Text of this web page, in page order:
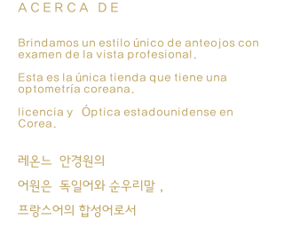
ACERCA DE
Brindamos un estilo único de anteojos con
examen de la vista profesional.
Esta es la única tienda que tiene una
optometría coreana.
licencia y
Óptica estadounidense en
Corea.
레온느 안경원의
어원은 독일어와 순우리말 ,
프랑스어의 합성어로서